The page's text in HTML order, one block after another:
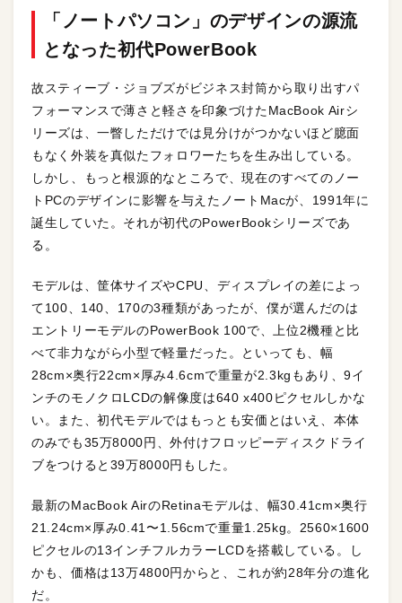
「ノートパソコン」のデザインの源流
となった初代PowerBook
故スティーブ・ジョブズがビジネス封筒から取り出すパ
フォーマンスで薄さと軽さを印象づけたMacBook Airシ
リーズは、一瞥しただけでは見分けがつかないほど臆面
もなく外装を真似たフォロワーたちを生み出している。
しかし、もっと根源的なところで、現在のすべてのノー
トPCのデザインに影響を与えたノートMacが、1991年に
誕生していた。それが初代のPowerBookシリーズであ
る。
モデルは、筐体サイズやCPU、ディスプレイの差によっ
て100、140、170の3種類があったが、僕が選んだのは
エントリーモデルのPowerBook 100で、上位2機種と比
べて非力ながら小型で軽量だった。といっても、幅
28cm×奥行22cm×厚み4.6cmで重量が2.3kgもあり、9イ
ンチのモノクロLCDの解像度は640 x400ピクセルしかな
い。また、初代モデルではもっとも安価とはいえ、本体
のみでも35万8000円、外付けフロッピーディスクドライ
ブをつけると39万8000円もした。
最新のMacBook AirのRetinaモデルは、幅30.41cm×奥行
21.24cm×厚み0.41〜1.56cmで重量1.25kg。2560×1600
ピクセルの13インチフルカラーLCDを搭載している。し
かも、価格は13万4800円からと、これが約28年分の進化
だ。